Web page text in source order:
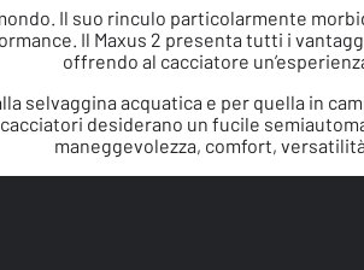
Il suo rinculo particolarmente
Il Maxus 2 presenta tutti i
offrendo al cacciatore
selvaggina acquatica e per quella in
desiderano un fucile
maneggevolezza, comfort,